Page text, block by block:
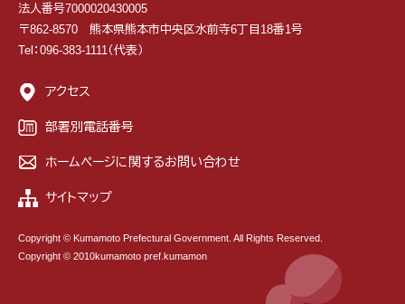
法人番号7000020430005
〒862-8570 熊本県熊本市中央区水前寺6丁目18番1号
Tel：096-383-1111（代表）
アクセス
部署別電話番号
ホームページに関するお問い合わせ
サイトマップ
Copyright © Kumamoto Prefectural Government. All Rights Reserved.
Copyright © 2010kumamoto pref.kumamon